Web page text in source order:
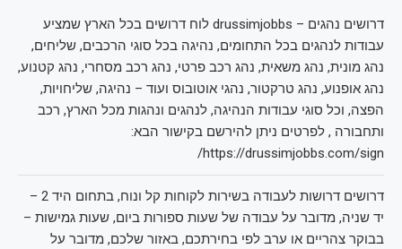
דרושים נהגים – drussimjobbs לוח דרושים בכל הארץ שמציע
עבודות לנהגים בכל התחומים, נהיגה בכל סוגי הרכבים, שליחים,
נהג מונית, נהג משאית, נהג רכב פרטי, נהג רכב מסחרי, נהג קטנוע,
נהג אופנוע, נהג טרקטור, נהגי אוטובוס ועוד – נהיגה, שליחויות,
הפצה, וכל סוגי עבודות הנהיגה, לנהגים ונהגות מכל הארץ, רכב
ותחבורה , לפרטים ניתן להירשם בקישור הבא:
https://drussimjobbs.com/sign/
דרושים דרושות לעבודה בשירות לקוחות קל ונוח, בתחום היד 2 –
יד שניה, מדובר על עבודה של שעות ספורות ביום, שעות גמישות –
בבוקר צהריים או ערב לפי בחירתכם, באזור שלכם, מדובר על